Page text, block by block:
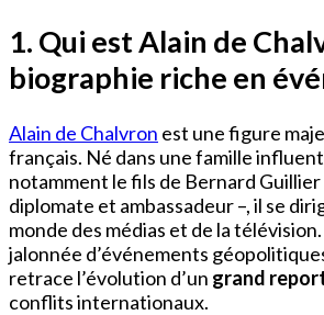
1. Qui est Alain de
biographie riche en
Alain de Chalvron est une figure
français. Né dans une famille
notamment le fils de Bernard Guillier
diplomate et ambassadeur –, il se
monde des médias et de la
jalonnée d’événements
retrace l’évolution d’un grand
conflits internationaux.